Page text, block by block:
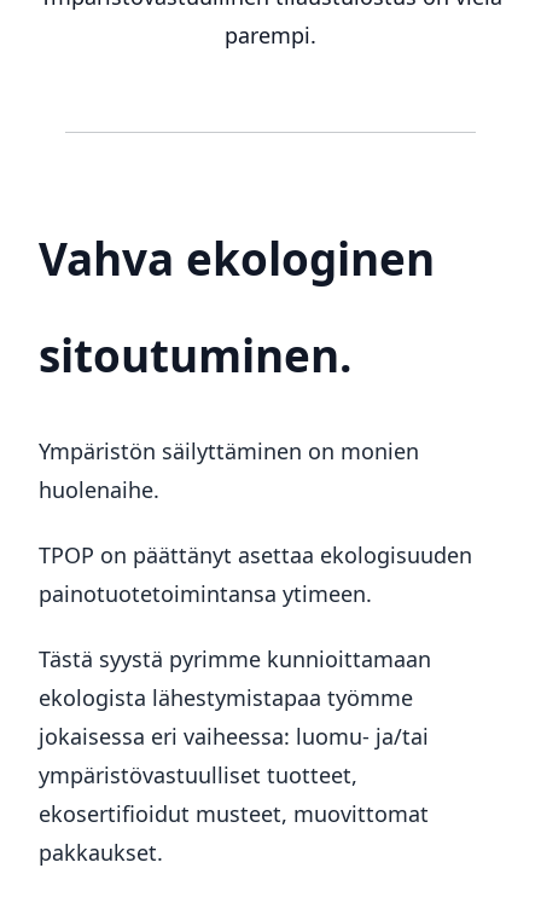
parempi.
Vahva ekologinen
sitoutuminen.
Ympäristön säilyttäminen on monien
huolenaihe.
TPOP on päättänyt asettaa ekologisuuden
painotuotetoimintansa ytimeen.
Tästä syystä pyrimme kunnioittamaan
ekologista lähestymistapaa työmme
jokaisessa eri vaiheessa: luomu- ja/tai
ympäristövastuulliset tuotteet,
ekosertifioidut musteet, muovittomat
pakkaukset.